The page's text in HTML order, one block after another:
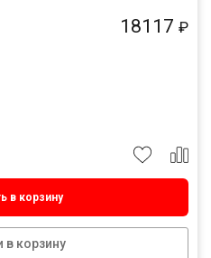
18117 ₽
в корзину
в корзину